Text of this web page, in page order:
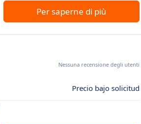
Per saperne di più
Nessuna recensione degli utenti
Precio bajo solicitud